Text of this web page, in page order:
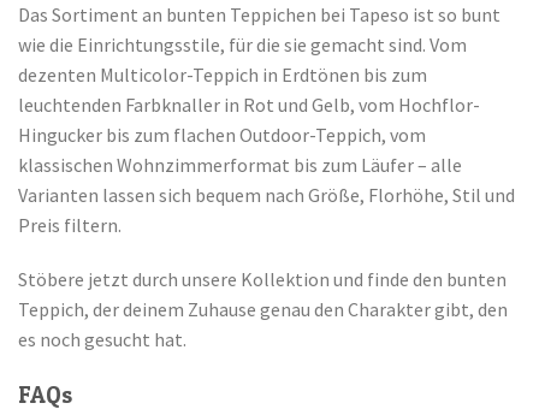
Das Sortiment an bunten Teppichen bei Tapeso ist so bunt
wie die Einrichtungsstile, für die sie gemacht sind. Vom
dezenten Multicolor-Teppich in Erdtönen bis zum
leuchtenden Farbknaller in Rot und Gelb, vom Hochflor-
Hingucker bis zum flachen Outdoor-Teppich, vom
klassischen Wohnzimmerformat bis zum Läufer – alle
Varianten lassen sich bequem nach Größe, Florhöhe, Stil und
Preis filtern.
Stöbere jetzt durch unsere Kollektion und finde den bunten
Teppich, der deinem Zuhause genau den Charakter gibt, den
es noch gesucht hat.
FAQs